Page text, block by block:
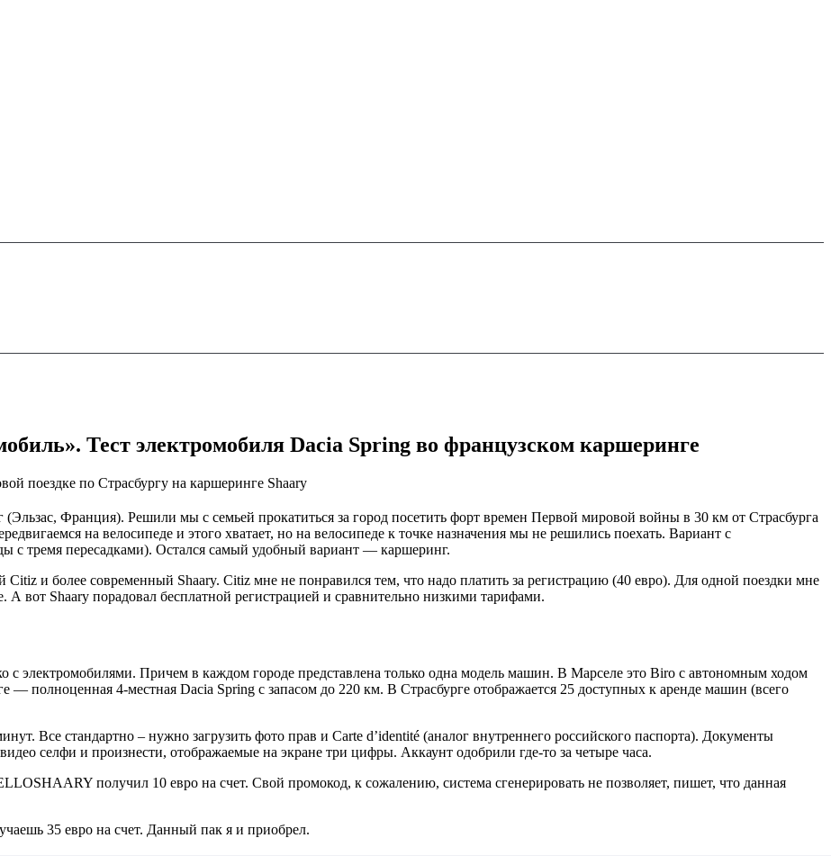
Тест электромобиля Dacia Spring во французском каршеринге
поездке по Страсбургу на каршеринге Shaary
Франция). Решили мы с семьей прокатиться за город посетить форт времен Первой мировой войны в 30 км от Страсбурга
на велосипеде и этого хватает, но на велосипеде к точке назначения мы не решились поехать. Вариант с
с тремя пересадками). Остался самый удобный вариант — каршеринг.
и более современный Shaary. Citiz мне не понравился тем, что надо платить за регистрацию (40 евро). Для одной поездки мне
А вот Shaary порадовал бесплатной регистрацией и сравнительно низкими тарифами.
с электромобилями. Причем в каждом городе представлена только одна модель машин. В Марселе это Biro с автономным ходом
полноценная 4-местная Dacia Spring с запасом до 220 км. В Страсбурге отображается 25 доступных к аренде машин (всего
Все стандартно – нужно загрузить фото прав и Carte d’identité (аналог внутреннего российского паспорта). Документы
селфи и произнести, отображаемые на экране три цифры. Аккаунт одобрили где-то за четыре часа.
получил 10 евро на счет. Свой промокод, к сожалению, система сгенерировать не позволяет, пишет, что данная
35 евро на счет. Данный пак я и приобрел.